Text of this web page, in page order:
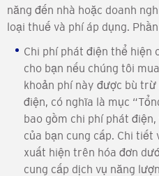
năng đến nhà hoặc doanh
loại thuế và phí áp dụng.
Chi phí phát điện thể hiện
cho bạn nếu chúng tôi
khoản phí này được bù
điện, có nghĩa là mục
bao gồm chi phí phát
của bạn cung cấp. Chi tiết
xuất hiện trên hóa đơn
cung cấp dịch vụ năng